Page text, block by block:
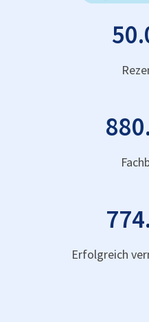
Erfolgreich